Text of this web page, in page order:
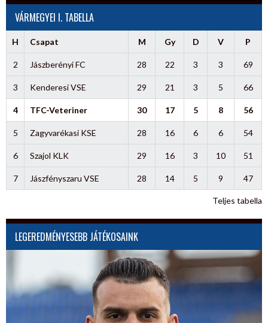
VÁRMEGYEI I. TABELLA
H Csapat M Gy D V P
2 Jászberényi FC 28 22 3 3 69
3 Kenderesi VSE 29 21 3 5 66
4 TFC-Veteriner 30 17 5 8 56
5 Zagyvarékasi KSE 28 16 6 6 54
6 Szajol KLK 29 16 3 10 51
7 Jászfényszaru VSE 28 14 5 9 47
Teljes tabella
LEGEREDMÉNYESEBB JÁTÉKOSAINK